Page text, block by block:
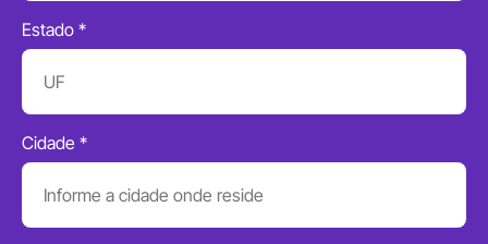
Estado *
Cidade *